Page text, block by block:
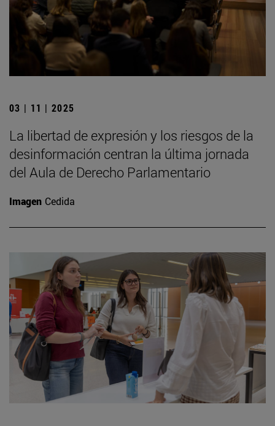
03 | 11 | 2025
La libertad de expresión y los riesgos de la
desinformación centran la última jornada
del Aula de Derecho Parlamentario
Imagen Cedida